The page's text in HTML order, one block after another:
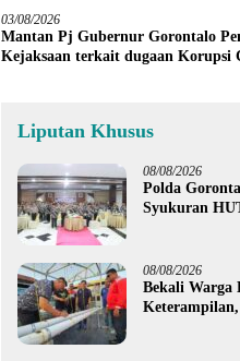
03/08/2026
Mantan Pj Gubernur Gorontalo
Kejaksaan terkait dugaan Korupsi
Liputan Khusus
08/08/2026
Polda
Syukuran
08/08/2026
Bekali Warga